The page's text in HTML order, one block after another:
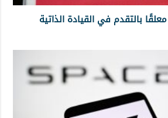
بالتقدم في القيادة الذاتية